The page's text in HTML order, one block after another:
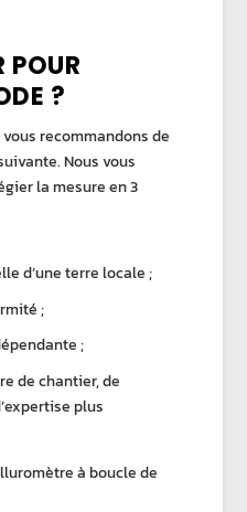
POUR
?
vous recommandons de
Nous vous
la mesure en 3
d’une terre locale;
;
;
de chantier, de
plus
à boucle de